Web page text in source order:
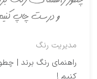
مدیریت رنگ
راهنمای رنگ برند |